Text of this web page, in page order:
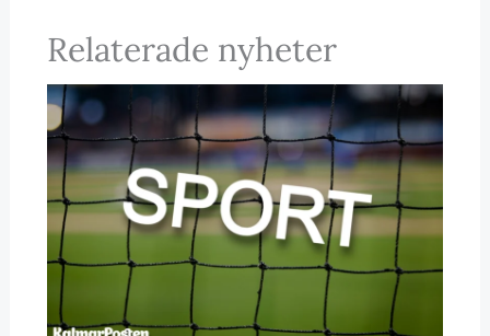
Relaterade nyheter